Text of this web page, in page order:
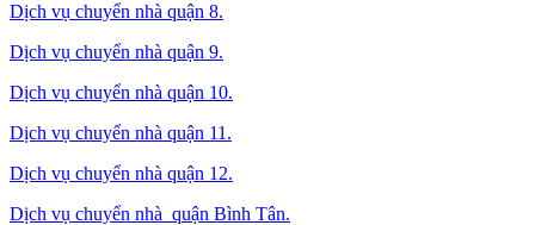
Dịch vụ chuyển nhà quận 8.
Dịch vụ chuyển nhà quận 9.
Dịch vụ chuyển nhà quận 10.
Dịch vụ chuyển nhà quận 11.
Dịch vụ chuyển nhà quận 12.
Dịch vụ chuyển nhà quận Bình Tân.